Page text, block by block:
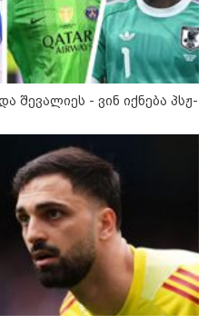
შევალიეს - ვინ იქნება პსჟ-